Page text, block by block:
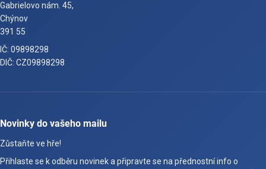
Gabrielovo nám. 45,
Chýnov
391 55
IČ: 09898298
DIČ: CZ09898298
Novinky do vašeho mailu
Zůstaňte ve hře!
Přihlaste se k odběru novinek a připravte se na přednostní info o